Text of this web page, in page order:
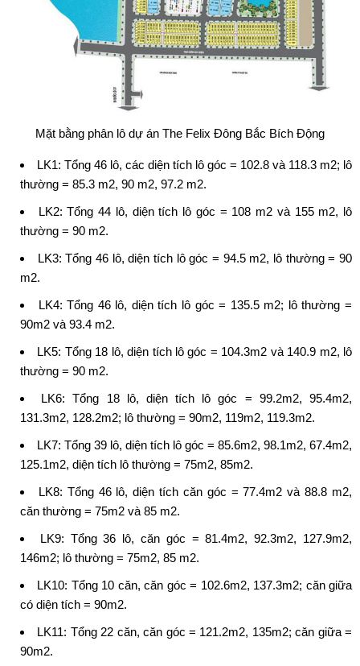
Mặt bằng phân lô dự án The Felix Đông Bắc Bích Động
LK1: Tổng 46 lô, các diện tích lô góc = 102.8 và 118.3 m2; lô
thường = 85.3 m2, 90 m2, 97.2 m2.
LK2: Tổng 44 lô, diện tích lô góc = 108 m2 và 155 m2, lô
thường = 90 m2.
LK3: Tổng 46 lô, diện tích lô góc = 94.5 m2, lô thường = 90
m2.
LK4: Tổng 46 lô, diện tích lô góc = 135.5 m2; lô thường =
90m2 và 93.4 m2.
LK5: Tổng 18 lô, diện tích lô góc = 104.3m2 và 140.9 m2, lô
thường = 90 m2.
LK6: Tổng 18 lô, diện tích lô góc = 99.2m2, 95.4m2,
131.3m2, 128.2m2; lô thường = 90m2, 119m2, 119.3m2.
LK7: Tổng 39 lô, diện tích lô góc = 85.6m2, 98.1m2, 67.4m2,
125.1m2, diện tích lô thường = 75m2, 85m2.
LK8: Tổng 46 lô, diện tích căn góc = 77.4m2 và 88.8 m2,
căn thường = 75m2 và 85 m2.
LK9: Tổng 36 lô, căn góc = 81.4m2, 92.3m2, 127.9m2,
146m2; lô thường = 75m2, 85 m2.
LK10: Tổng 10 căn, căn góc = 102.6m2, 137.3m2; căn giữa
có diện tích = 90m2.
LK11: Tổng 22 căn, căn góc = 121.2m2, 135m2; căn giữa =
90m2.